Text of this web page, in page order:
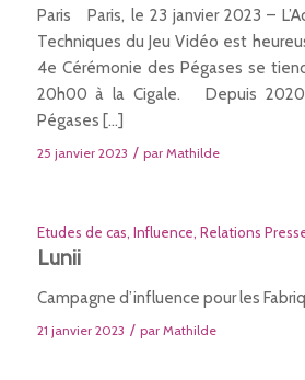
Paris Paris, le 23 janvier 2023 –
Techniques du Jeu Vidéo est
4e Cérémonie des Pégases se
20h00 à la Cigale. Depuis
Pégases […]
25 janvier 2023 / par Mathilde
Etudes de cas, Influence, Relations
Lunii
Campagne d’influence pour les
21 janvier 2023 / par Mathilde